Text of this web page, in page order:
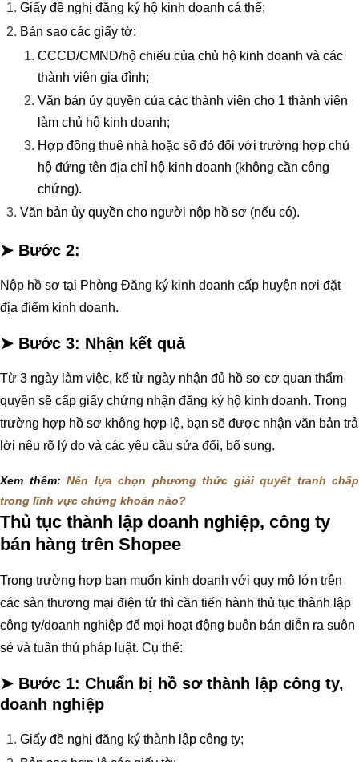
Giấy đề nghị đăng ký hộ kinh doanh cá thể;
Bản sao các giấy tờ:
CCCD/CMND/hộ chiếu của chủ hộ kinh doanh và các
thành viên gia đình;
Văn bản ủy quyền của các thành viên cho 1 thành viên
làm chủ hộ kinh doanh;
Hợp đồng thuê nhà hoặc sổ đỏ đối với trường hợp chủ
hộ đứng tên địa chỉ hộ kinh doanh (không cần công
chứng).
Văn bản ủy quyền cho người nộp hồ sơ (nếu có).
➤ Bước 2:
Nộp hồ sơ tại Phòng Đăng ký kinh doanh cấp huyện nơi đặt
địa điểm kinh doanh.
➤ Bước 3: Nhận kết quả
Từ 3 ngày làm việc, kể từ ngày nhận đủ hồ sơ cơ quan thẩm
quyền sẽ cấp giấy chứng nhận đăng ký hộ kinh doanh. Trong
trường hợp hồ sơ không hợp lệ, bạn sẽ được nhận văn bản trả
lời nêu rõ lý do và các yêu cầu sửa đổi, bổ sung.
Xem thêm: Nên lựa chọn phương thức giải quyết tranh chấp
trong lĩnh vực chứng khoán nào?
Thủ tục thành lập doanh nghiệp, công ty
bán hàng trên Shopee
Trong trường hợp bạn muốn kinh doanh với quy mô lớn trên
các sàn thương mại điện tử thì cần tiến hành thủ tục thành lập
công ty/doanh nghiệp để mọi hoạt động buôn bán diễn ra suôn
sẻ và tuân thủ pháp luật. Cụ thể:
➤ Bước 1: Chuẩn bị hồ sơ thành lập công ty,
doanh nghiệp
Giấy đề nghị đăng ký thành lập công ty;